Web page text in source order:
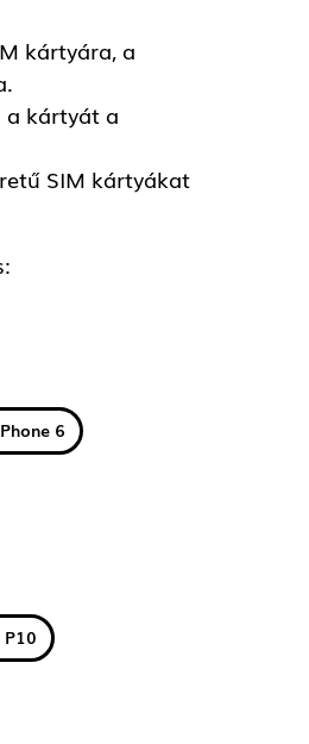
kártyára, a
a kártyát a
SIM kártyákat
6